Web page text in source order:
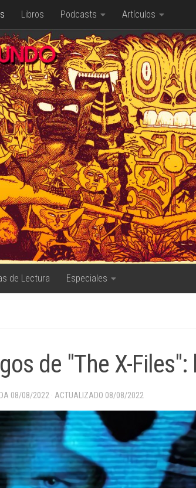
Libros Podcasts Artículos
de Lectura Especiales
de "The X-
08/08/2022 · ACTUALIZADO 08/08/2022